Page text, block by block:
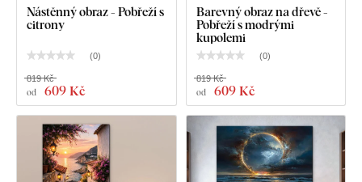
Nástěnný obraz - Pobřeží s
citrony
(0)
od 609 Kč
819 Kč
Barevný obraz na dřevě -
Pobřeží s modrými
kupolemi
(0)
od 609 Kč
819 Kč